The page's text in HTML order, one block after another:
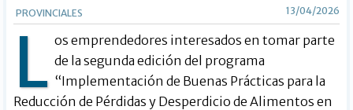
PROVINCIALES 13/04/2026
L os emprendedores interesados en tomar parte
de la segunda edición del programa
“Implementación de Buenas Prácticas para la
Reducción de Pérdidas y Desperdicio de Alimentos en